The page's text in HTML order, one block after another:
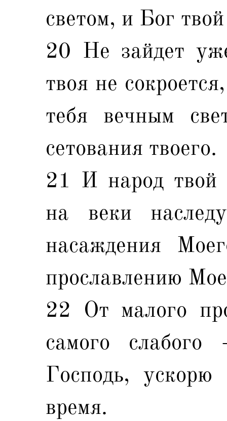
светом, и Бог
20 Не зайдет
твоя не
тебя вечным
сетования твоего.
21 И народ твой
на веки
насаждения
прославлению
22 От малого
самого
Господь,
время.